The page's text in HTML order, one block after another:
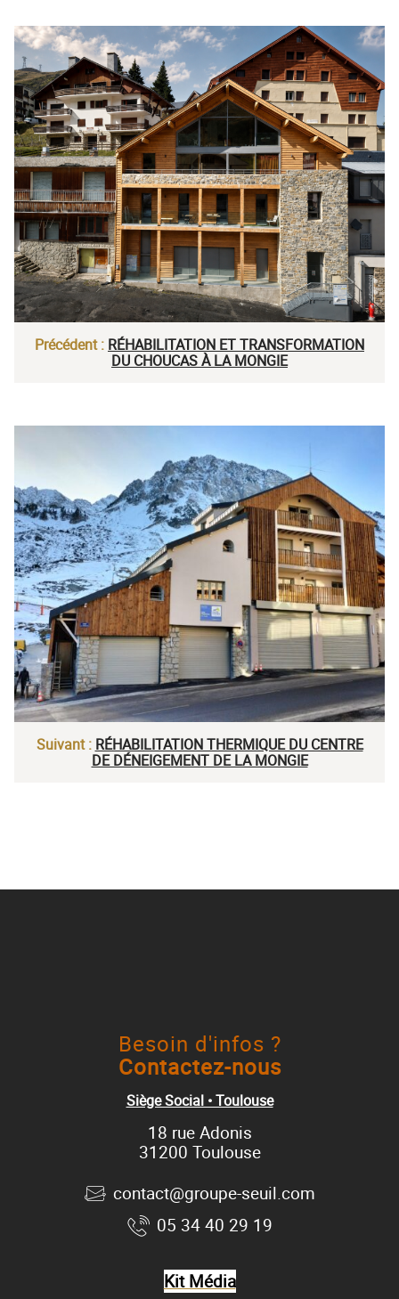
Précédent : RÉHABILITATION ET TRANSFORMATION
DU CHOUCAS À LA MONGIE
Suivant : RÉHABILITATION THERMIQUE DU CENTRE
DE DÉNEIGEMENT DE LA MONGIE
Besoin d'infos ?
Contactez-nous
Siège Social • Toulouse
18 rue Adonis
31200 Toulouse
contact@groupe-seuil.com
05 34 40 29 19
Kit Média